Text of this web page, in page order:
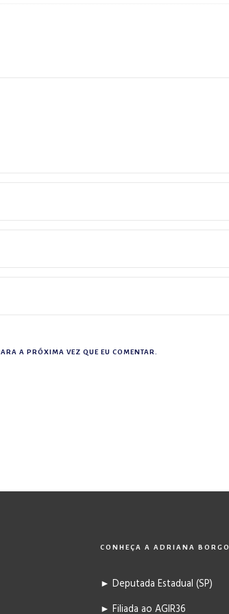
A PRÓXIMA VEZ QUE EU COMENTAR.
CONHEÇA A ADRIANA BORGO
► Deputada Estadual (SP)
► Filiada ao AGIR36